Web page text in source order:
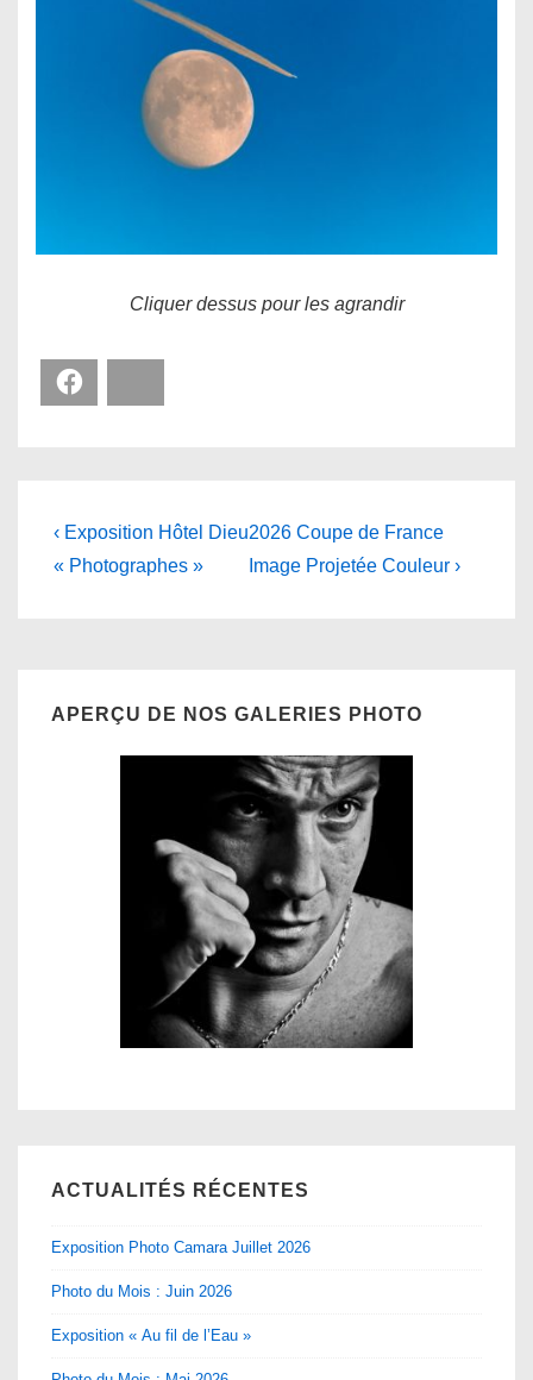
Cliquer dessus pour les agrandir
Navigation
de
Previous
Post
‹ Exposition Hôtel Dieu
« Photographes »
Next
Post
2026 Coupe de France
Image Projetée Couleur ›
APERÇU DE NOS GALERIES PHOTO
ACTUALITÉS RÉCENTES
Exposition Photo Camara Juillet 2026
Photo du Mois : Juin 2026
Exposition « Au fil de l’Eau »